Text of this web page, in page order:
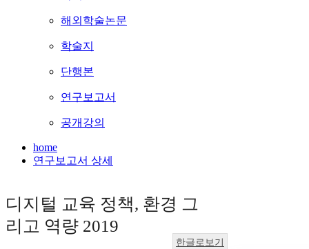
해외학술논문
학술지
단행본
연구보고서
공개강의
home
연구보고서 상세
디지털 교육 정책, 환경 그
리고 역량 2019
한글로보기